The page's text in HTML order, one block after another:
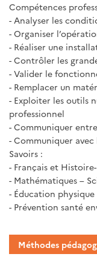
Compétences
- Analyser les
- Organiser
- Réaliser une
- Contrôler les
- Valider le
- Remplacer un
- Exploiter les outils
professionnel
- Communiquer
- Communiquer
Savoirs :
- Français et
- Mathématiques –
- Éducation
- Prévention santé
Méthodes